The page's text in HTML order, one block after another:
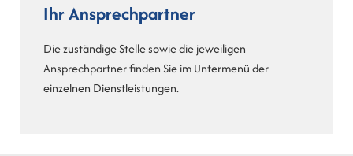
Ihr Ansprechpartner
Die zuständige Stelle sowie die jeweiligen
Ansprechpartner finden Sie im Untermenü der
einzelnen Dienstleistungen.